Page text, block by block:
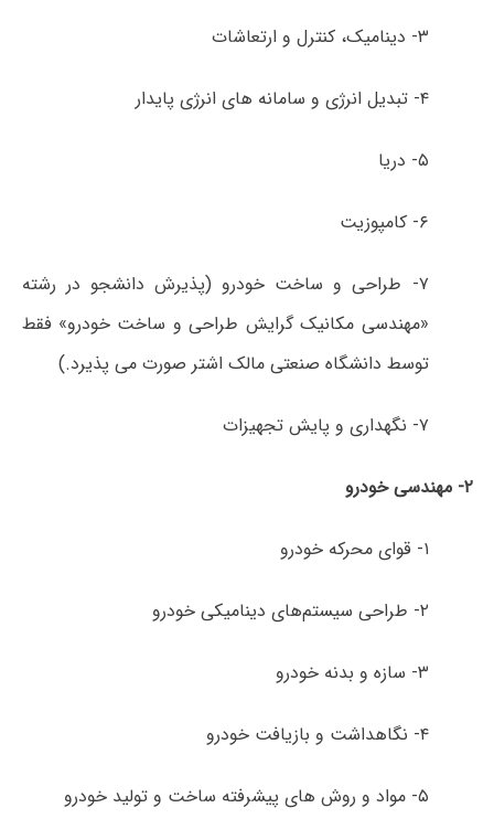
۳- دینامیک، کنترل و ارتعاشات
۴- تبدیل انرژی و سامانه های انرژی پایدار
۵- دریا
۶- کامپوزیت
۷- طراحی و ساخت خودرو (پذیرش دانشجو در رشته
«مهندسی مکانیک گرایش طراحی و ساخت خودرو» فقط
توسط دانشگاه صنعتی مالک اشتر صورت می پذیرد.)
۷- نگهداری و پایش تجهیزات
۲- مهندسی خودرو
۱- قوای محرکه خودرو
۲- طراحی سیستم‌های دینامیکی خودرو
۳- سازه و بدنه خودرو
۴- نگاهداشت و بازیافت خودرو
۵- مواد و روش های پیشرفته ساخت و تولید خودرو